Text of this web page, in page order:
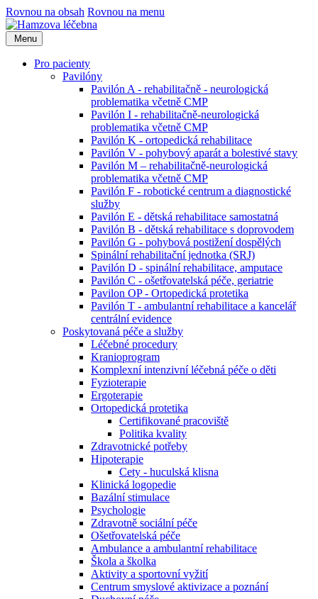
Rovnou na obsah Rovnou na menu
Menu
Pro pacienty
Pavilóny
Pavilón A - rehabilitačně - neurologická
problematika včetně CMP
Pavilón I - rehabilitačně-neurologická
problematika včetně CMP
Pavilón K - ortopedická rehabilitace
Pavilón V - pohybový aparát a bolestivé stavy
Pavilón M – rehabilitačně-neurologická
problematika včetně CMP
Pavilón F - robotické centrum a diagnostické
služby
Pavilón E - dětská rehabilitace samostatná
Pavilón B - dětská rehabilitace s doprovodem
Pavilón G - pohybová postižení dospělých
Spinální rehabilitační jednotka (SRJ)
Pavilón D - spinální rehabilitace, amputace
Pavilón C - ošetřovatelská péče, geriatrie
Pavilon OP - Ortopedická protetika
Pavilón T - ambulantní rehabilitace a kancelář
centrální evidence
Poskytovaná péče a služby
Léčebné procedury
Kranioprogram
Komplexní intenzivní léčebná péče o děti
Fyzioterapie
Ergoterapie
Ortopedická protetika
Certifikované pracoviště
Politika kvality
Zdravotnické potřeby
Hipoterapie
Cety - huculská klisna
Klinická logopedie
Bazální stimulace
Psychologie
Zdravotně sociální péče
Ošetřovatelská péče
Ambulance a ambulantní rehabilitace
Škola a školka
Aktivity a sportovní vyžití
Centrum smyslové aktivizace a poznání